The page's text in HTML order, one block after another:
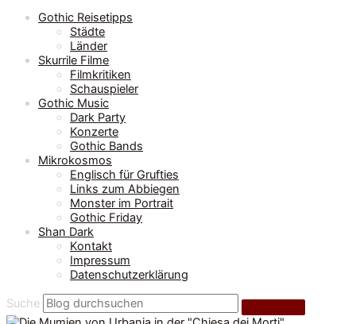
Gothic Reisetipps
Städte
Länder
Skurrile Filme
Filmkritiken
Schauspieler
Gothic Music
Dark Party
Konzerte
Gothic Bands
Mikrokosmos
Englisch für Grufties
Links zum Abbiegen
Monster im Portrait
Gothic Friday
Shan Dark
Kontakt
Impressum
Datenschutzerklärung
Suche